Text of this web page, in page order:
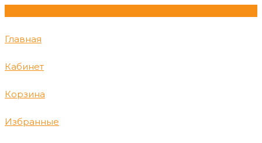
Главная
Кабинет
Корзина
Избранные